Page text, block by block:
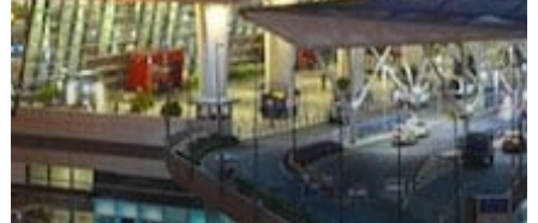
नेटवर्क
है।
यात्रियों
को
कैसे
लाभ
होता
है